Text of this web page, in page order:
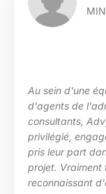
MINEFI -
sein d'une équipe
de
Advyteam
engagé et
leur part dans la
Vraiment très
d'avoir